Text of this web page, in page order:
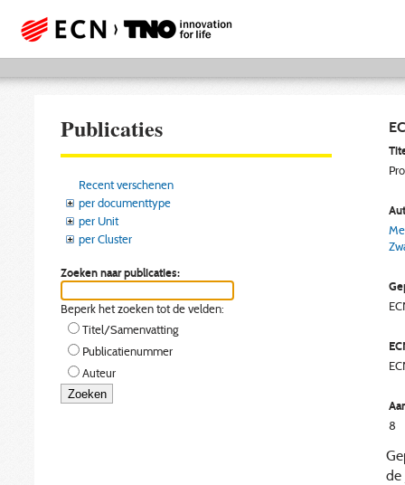
Publicaties
Recent verschenen
per documenttype
per Unit
per Cluster
Zoeken naar publicaties:
Beperk het zoeken tot de velden:
Titel/Samenvatting
Publicatienummer
Auteur
8
de